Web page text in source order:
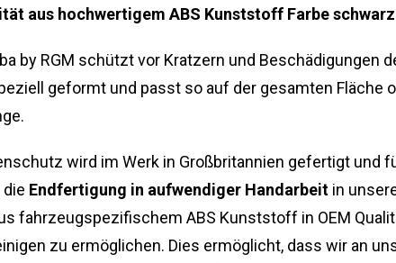
aus hochwertigem ABS Kunststoff Farbe schwarz
by RGM schützt vor Kratzern und Beschädigungen
geformt und passt so auf der gesamten Fläche
wird im Werk in Großbritannien gefertigt und
Endfertigung in aufwendiger Handarbeit in
fahrzeugspezifischem ABS Kunststoff in OEM
zu ermöglichen. Dies ermöglicht, dass wir an